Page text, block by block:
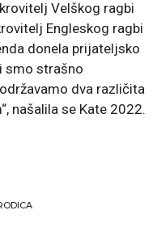
Velškog ragbi
Engleskog ragbi
donela prijateljsko
smo strašno
dva različita
našalila se Kate 2022.